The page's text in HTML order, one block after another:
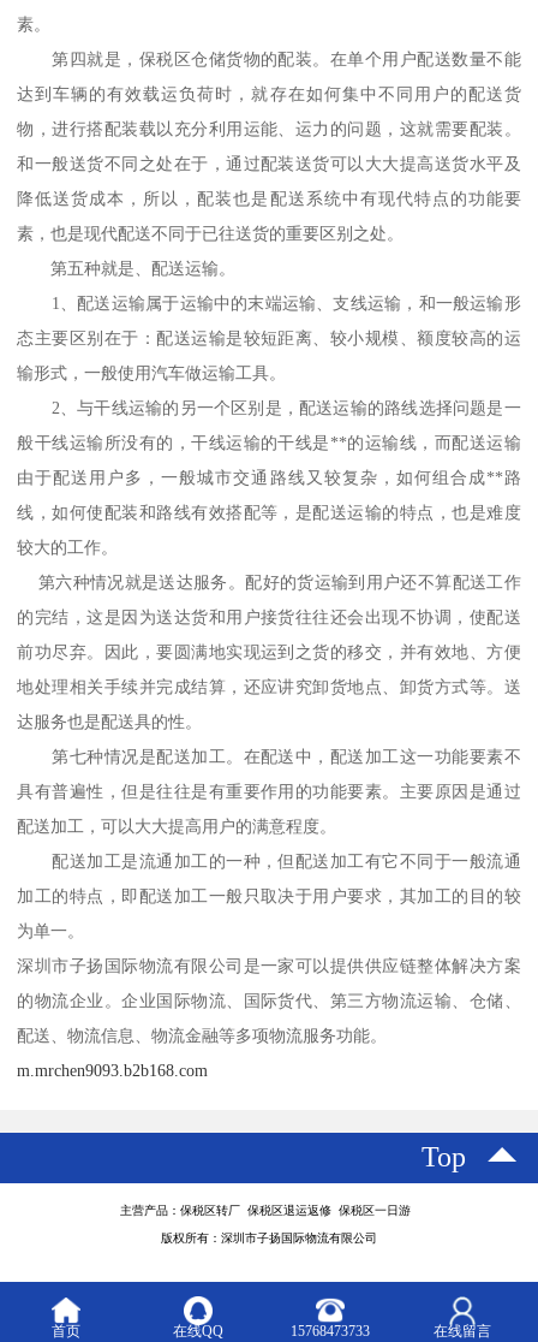
素。
第四就是，保税区仓储货物的配装。在单个用户配送数量不能
达到车辆的有效载运负荷时，就存在如何集中不同用户的配送货
物，进行搭配装载以充分利用运能、运力的问题，这就需要配装。
和一般送货不同之处在于，通过配装送货可以大大提高送货水平及
降低送货成本，所以，配装也是配送系统中有现代特点的功能要
素，也是现代配送不同于已往送货的重要区别之处。
第五种就是、配送运输。
1、配送运输属于运输中的末端运输、支线运输，和一般运输形
态主要区别在于：配送运输是较短距离、较小规模、额度较高的运
输形式，一般使用汽车做运输工具。
2、与干线运输的另一个区别是，配送运输的路线选择问题是一
般干线运输所没有的，干线运输的干线是**的运输线，而配送运输
由于配送用户多，一般城市交通路线又较复杂，如何组合成**路
线，如何使配装和路线有效搭配等，是配送运输的特点，也是难度
较大的工作。
第六种情况就是送达服务。配好的货运输到用户还不算配送工作
的完结，这是因为送达货和用户接货往往还会出现不协调，使配送
前功尽弃。因此，要圆满地实现运到之货的移交，并有效地、方便
地处理相关手续并完成结算，还应讲究卸货地点、卸货方式等。送
达服务也是配送具的性。
第七种情况是配送加工。在配送中，配送加工这一功能要素不
具有普遍性，但是往往是有重要作用的功能要素。主要原因是通过
配送加工，可以大大提高用户的满意程度。
配送加工是流通加工的一种，但配送加工有它不同于一般流通
加工的特点，即配送加工一般只取决于用户要求，其加工的目的较
为单一。
深圳市子扬国际物流有限公司是一家可以提供供应链整体解决方案
的物流企业。企业国际物流、国际货代、第三方物流运输、仓储、
配送、物流信息、物流金融等多项物流服务功能。
m.mrchen9093.b2b168.com
Top
主营产品：保税区转厂 保税区退运返修 保税区一日游
版权所有：深圳市子扬国际物流有限公司
首页 在线QQ 15768473733 在线留言